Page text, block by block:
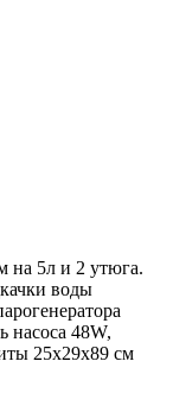
на 5л и 2 утюга.
воды
насоса 48W,
25х29х89 см